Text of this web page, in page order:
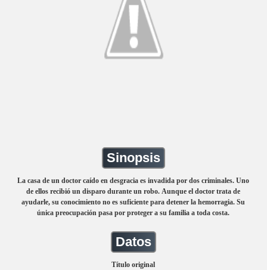
Sinopsis
La casa de un doctor caído en desgracia es invadida por dos criminales. Uno
de ellos recibió un disparo durante un robo. Aunque el doctor trata de
ayudarle, su conocimiento no es suficiente para detener la hemorragia. Su
única preocupación pasa por proteger a su familia a toda costa.
Datos
Título original